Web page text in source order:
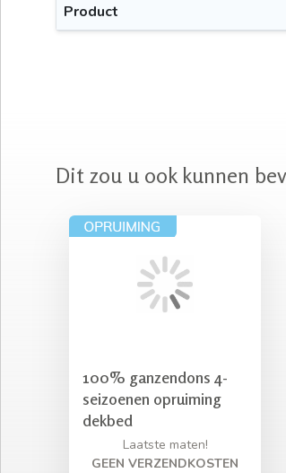
Product
Dit zou u ook kunnen
100% ganzendons 4-
seizoenen opruiming
dekbed
Laatste maten!
GEEN VERZENDKOSTEN